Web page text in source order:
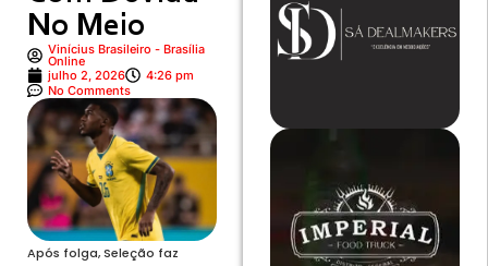
No Meio
Vinícius Brasileiro - Brasília
Online
julho 2, 2026
4:26 pm
No Comments
Após folga, Seleção faz